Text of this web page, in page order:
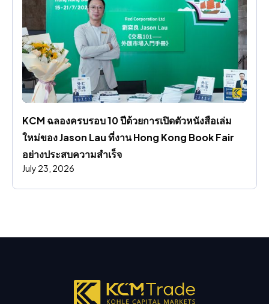
KCM ฉลองครบรอบ 10 ปีด้วยการเปิดตัวหนังสือเล่ม
ใหม่ของ Jason Lau ที่งาน Hong Kong Book Fair
อย่างประสบความสําเร็จ
July 23, 2026